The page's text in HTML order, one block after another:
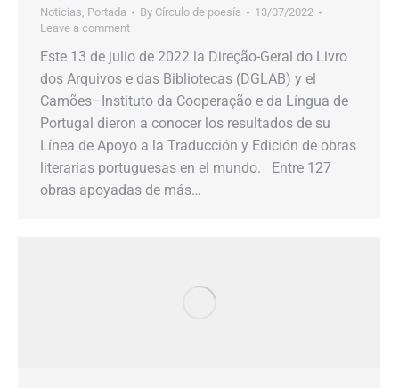
Noticias, Portada By Círculo de poesía
13/07/2022
Leave a comment
Este 13 de julio de 2022 la Direção-Geral do Livro
dos Arquivos e das Bibliotecas (DGLAB) y el
Camões–Instituto da Cooperação e da Língua de
Portugal dieron a conocer los resultados de su
Línea de Apoyo a la Traducción y Edición de obras
literarias portuguesas en el mundo. Entre 127
obras apoyadas de más…